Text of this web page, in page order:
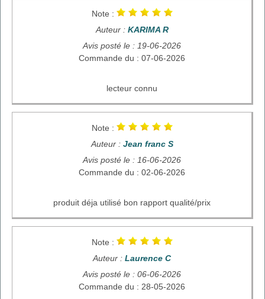
Note :
Auteur : KARIMA R
Avis posté le : 19-06-2026
Commande du : 07-06-2026
lecteur connu
Note :
Auteur : Jean franc S
Avis posté le : 16-06-2026
Commande du : 02-06-2026
produit déja utilisé bon rapport qualité/prix
Note :
Auteur : Laurence C
Avis posté le : 06-06-2026
Commande du : 28-05-2026